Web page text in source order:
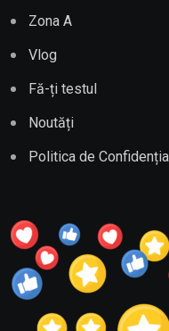
Zona A
Vlog
Fă-ți testul
Noutăți
Politica de